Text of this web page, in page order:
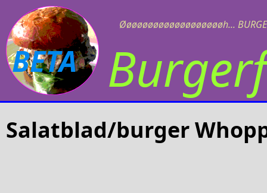
Øøøøøøøøøøøøøøøøøøøh...
BETA
Salatblad/burger